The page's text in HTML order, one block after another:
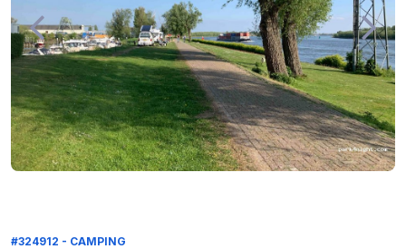
#324912 - CAMPING